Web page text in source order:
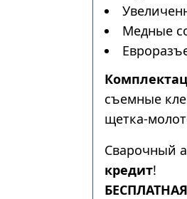
Медные
съемные
щетка-
Сварочный
кредит!